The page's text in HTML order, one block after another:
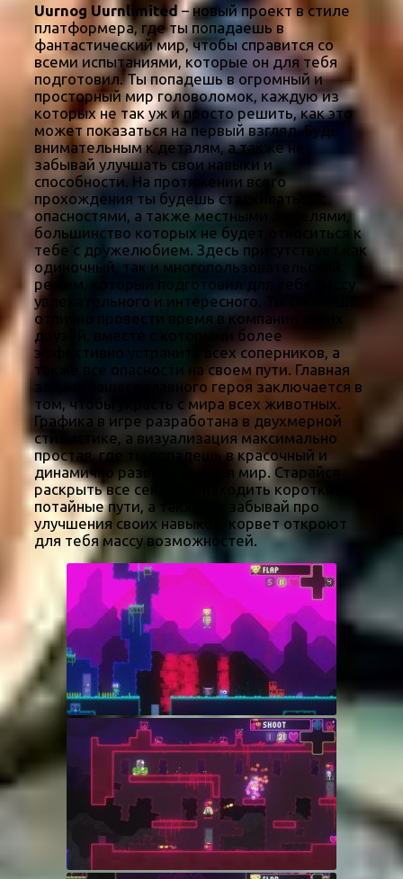
Uurnog Uurnlimited– новый проект в стиле
платформера, где ты попадаешь в
фантастический мир, чтобы справится со
всеми испытаниями, которые он для тебя
подготовил. Ты попадешь в огромный и
просторный мир головоломок, каждую из
которых не так уж и просто решить, как это
может показаться на первый взгляд. Будь
внимательным к деталям, а также не
забывай улучшать свои навыки и
способности. На протяжении всего
прохождения ты будешь сталкиваться с
опасностями, а также местными жителями,
большинство которых не будет относиться к
тебе с дружелюбием. Здесь присутствует как
одиночный, так и многопользовательский
режим, который подготовил для тебя массу
увлекательного и интересного. Ты сможешь
отлично провести время в компании своих
друзей, вместе с которыми более
эффективно устранить всех соперников, а
также все опасности на своем пути. Главная
задача нашего главного героя заключается в
том, чтобы украсть с мира всех животных.
Графика в игре разработана в двухмерной
стилистике, а визуализация максимально
простая, где ты попадешь в красочный и
динамично развивающийся мир. Старайся
раскрыть все секреты, находить короткие
потайные пути, а также не забывай про
улучшения своих навыков, корвет откроют
для тебя массу возможностей.